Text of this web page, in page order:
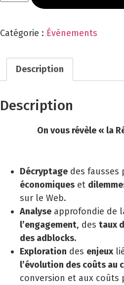
Catégorie : Événements
Description
Description
On vous révèle « la
Décryptage des fausses
économiques et
sur le Web.
Analyse approfondie de
l’engagement, des taux
des adblocks.
Exploration des enjeux
l’évolution des coûts au
conversion et aux coûts